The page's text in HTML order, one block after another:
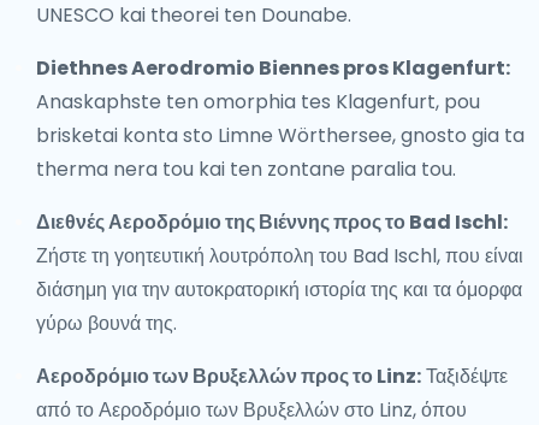
UNESCO kai theorei ten Dounabe.
Diethnes Aerodromio Biennes pros Klagenfurt:
Anaskaphste ten omorphia tes Klagenfurt, pou
brisketai konta sto Limne Wörthersee, gnosto gia ta
therma nera tou kai ten zontane paralia tou.
Διεθνές Αεροδρόμιο της Βιέννης προς το Bad Ischl:
Ζήστε τη γοητευτική λουτρόπολη του Bad Ischl, που είναι
διάσημη για την αυτοκρατορική ιστορία της και τα όμορφα
γύρω βουνά της.
Αεροδρόμιο των Βρυξελλών προς το Linz:Ταξιδέψτε
από το Αεροδρόμιο των Βρυξελλών στο Linz, όπου